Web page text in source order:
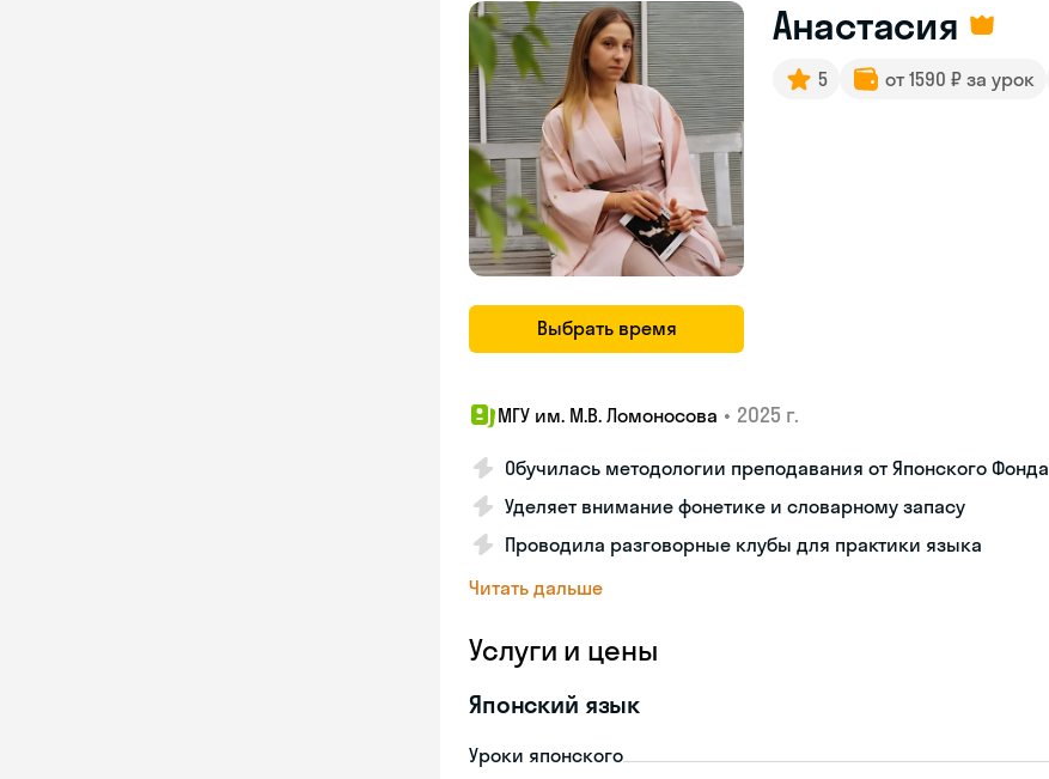
Выбрать время
Анастасия
5 от 1590 ₽ за урок
МГУ им. М.В. Ломоносова • 2025 г.
Обучилась методологии преподавания от Японского Фонда
Уделяет внимание фонетике и словарному запасу
Проводила разговорные клубы для практики языка
Читать дальше
Услуги и цены
Японский язык
Уроки японского